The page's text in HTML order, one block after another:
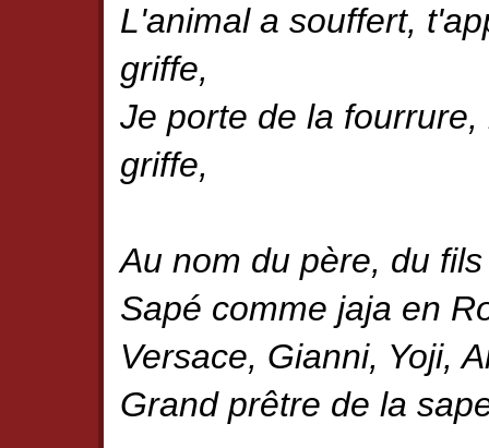
L'animal a souffert,
griffe,
Je porte de la
griffe,
Au nom du père, du
Sapé comme jaja en
Versace, Gianni, Yoji,
Grand prêtre de la